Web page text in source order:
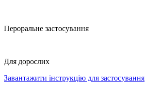
Пероральне застосування
Для дорослих
Завантажити інструкцію для застосування